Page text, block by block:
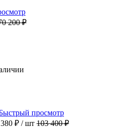
200 ₽
просмотр
₽ / шт 103 400 ₽